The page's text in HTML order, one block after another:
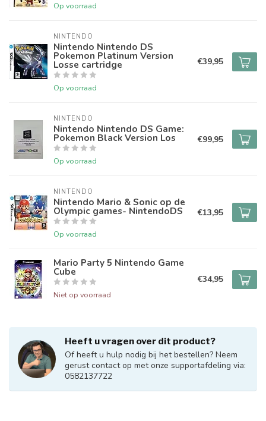
Op voorraad
NINTENDO
Nintendo Nintendo DS
Pokemon Platinum Version
Losse cartridge
Op voorraad
€39,95
NINTENDO
Nintendo Nintendo DS Game:
Pokemon Black Version Los
Op voorraad
€99,95
NINTENDO
Nintendo Mario & Sonic op de
Olympic games- NintendoDS
Op voorraad
€13,95
Mario Party 5 Nintendo Game
Cube
Niet op voorraad
€34,95
Heeft u vragen over dit product?
Of heeft u hulp nodig bij het bestellen? Neem
gerust contact op met onze supportafdeling via:
0582137722